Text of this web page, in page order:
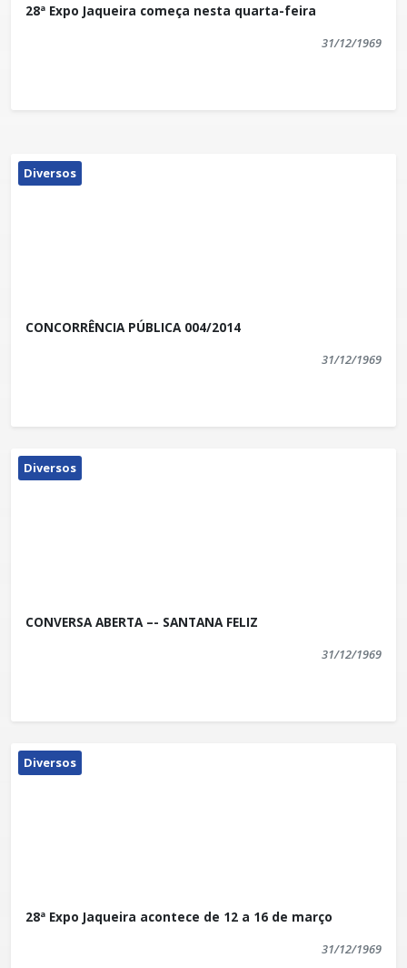
28ª Expo Jaqueira começa nesta quarta-feira
31/12/1969
Diversos
CONCORRÊNCIA PÚBLICA 004/2014
31/12/1969
Diversos
CONVERSA ABERTA –- SANTANA FELIZ
31/12/1969
Diversos
28ª Expo Jaqueira acontece de 12 a 16 de março
31/12/1969